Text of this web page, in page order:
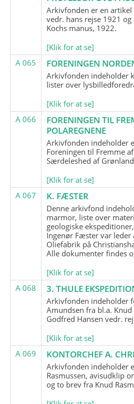
Arkivfonden er en artikel
vedr. hans rejse 1921
Kochs manus, 1922.
[Klik for at se]
A 065
FORENINGEN
Arkivfonden indeholder
lister over
[Klik for at se]
A 066
FORENINGEN TIL
POLAREGNENE
Arkivfonden indeholder
Foreningen til Fremme
Særdeleshed af
[Klik for at se]
A 067
K. FÆSTER
Denne arkivfond
marmor, liste over
geologiske
Ingenør Fæster var leder
Oliefabrik på
Alle dokumenter findes
[Klik for at se]
A 068
3. THULE
Arkivfonden indeholder
Amundsen fra bl.a.
Godfred Hansen vedr.
[Klik for at se]
A 069
KONTORCHEF A.
Arkivfonden indeholder
Rasmussen, avisudklip
og to brev fra Knud